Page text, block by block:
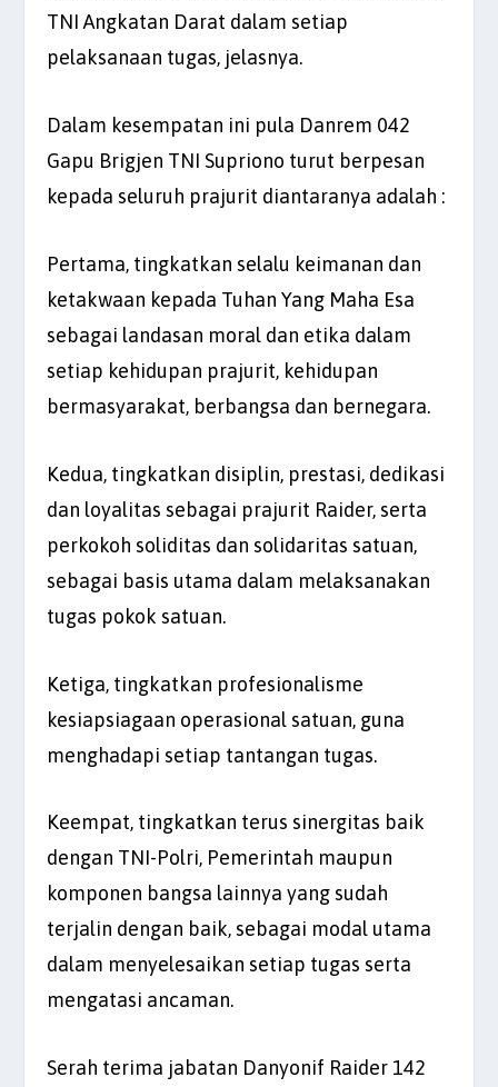
TNI Angkatan Darat dalam setiap
pelaksanaan tugas, jelasnya.
Dalam kesempatan ini pula Danrem 042
Gapu Brigjen TNI Supriono turut berpesan
kepada seluruh prajurit diantaranya adalah :
Pertama, tingkatkan selalu keimanan dan
ketakwaan kepada Tuhan Yang Maha Esa
sebagai landasan moral dan etika dalam
setiap kehidupan prajurit, kehidupan
bermasyarakat, berbangsa dan bernegara.
Kedua, tingkatkan disiplin, prestasi, dedikasi
dan loyalitas sebagai prajurit Raider, serta
perkokoh soliditas dan solidaritas satuan,
sebagai basis utama dalam melaksanakan
tugas pokok satuan.
Ketiga, tingkatkan profesionalisme
kesiapsiagaan operasional satuan, guna
menghadapi setiap tantangan tugas.
Keempat, tingkatkan terus sinergitas baik
dengan TNI-Polri, Pemerintah maupun
komponen bangsa lainnya yang sudah
terjalin dengan baik, sebagai modal utama
dalam menyelesaikan setiap tugas serta
mengatasi ancaman.
Serah terima jabatan Danyonif Raider 142